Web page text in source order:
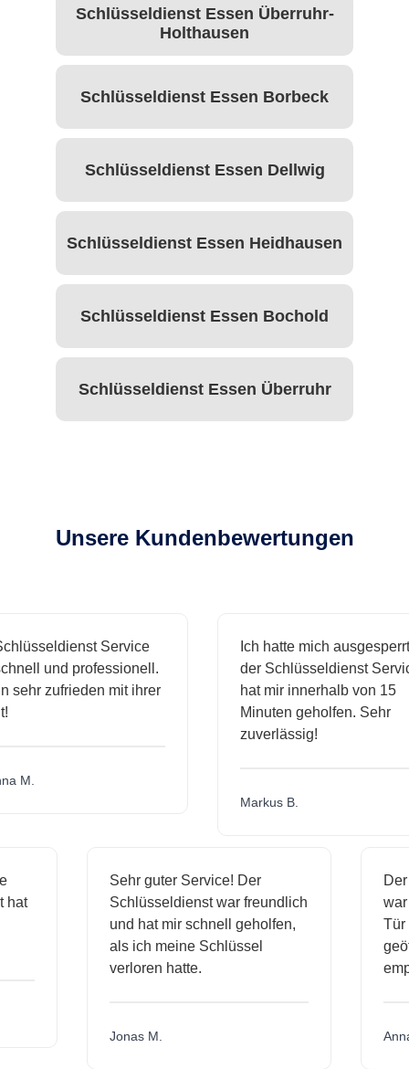
Schlüsseldienst Essen Überruhr-
Holthausen
Schlüsseldienst Essen Borbeck
Schlüsseldienst Essen Dellwig
Schlüsseldienst Essen Heidhausen
Schlüsseldienst Essen Bochold
Schlüsseldienst Essen Überruhr
Unsere Kundenbewertungen
Service
und professionell.
zufrieden mit ihrer
M.
Ich hatte mich ausgesperrt
der Schlüsseldienst Service
hat mir innerhalb von 15
Minuten geholfen. Sehr
zuverlässig!
Markus B.
hat
Sehr guter Service! Der
Schlüsseldienst war freundlich
und hat mir schnell geholfen,
als ich meine Schlüssel
verloren hatte.
Jonas M.